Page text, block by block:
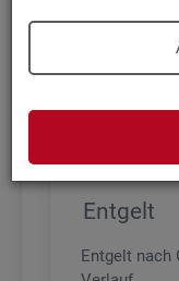
Arbeitszeit
den
Entgelt
Entgelt nach